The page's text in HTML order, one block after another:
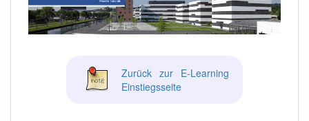
Zurück zur E-Learning
Einstiegsseite